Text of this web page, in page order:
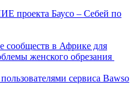
проекта Баусо – Себей по
сообществ в Африке для
женского обрезания
сервиса Bawso